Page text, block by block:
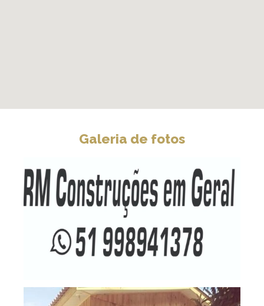
Galeria de fotos